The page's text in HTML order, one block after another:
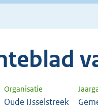
Organisatie
Oude IJsselstreek